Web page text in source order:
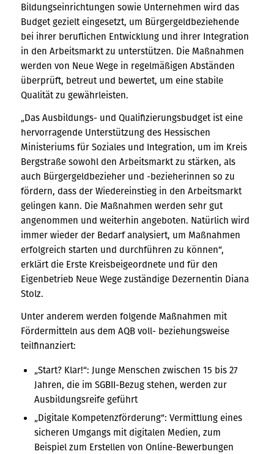
Bildungseinrichtungen sowie Unternehmen wird das
Budget gezielt eingesetzt, um Bürgergeldbeziehende
bei ihrer beruflichen Entwicklung und ihrer Integration
in den Arbeitsmarkt zu unterstützen. Die Maßnahmen
werden von Neue Wege in regelmäßigen Abständen
überprüft, betreut und bewertet, um eine stabile
Qualität zu gewährleisten.
„Das Ausbildungs- und Qualifizierungsbudget ist eine
hervorragende Unterstützung des Hessischen
Ministeriums für Soziales und Integration, um im Kreis
Bergstraße sowohl den Arbeitsmarkt zu stärken, als
auch Bürgergeldbezieher und -bezieherinnen so zu
fördern, dass der Wiedereinstieg in den Arbeitsmarkt
gelingen kann. Die Maßnahmen werden sehr gut
angenommen und weiterhin angeboten. Natürlich wird
immer wieder der Bedarf analysiert, um Maßnahmen
erfolgreich starten und durchführen zu können“,
erklärt die Erste Kreisbeigeordnete und für den
Eigenbetrieb Neue Wege zuständige Dezernentin Diana
Stolz.
Unter anderem werden folgende Maßnahmen mit
Fördermitteln aus dem AQB voll- beziehungsweise
teilfinanziert:
„Start? Klar!“: Junge Menschen zwischen 15 bis 27
Jahren, die im SGBII-Bezug stehen, werden zur
Ausbildungsreife geführt
„Digitale Kompetenzförderung“: Vermittlung eines
sicheren Umgangs mit digitalen Medien, zum
Beispiel zum Erstellen von Online-Bewerbungen